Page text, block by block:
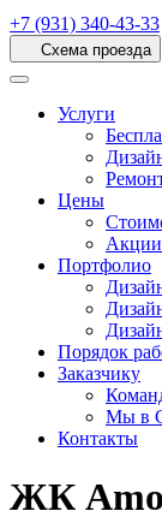
+7 (931) 340-43-33
Схема проезда
Услуги
Цены
Акции
Портфолио
Порядок
Заказчику
Мы в
Контакты
ЖК Amo